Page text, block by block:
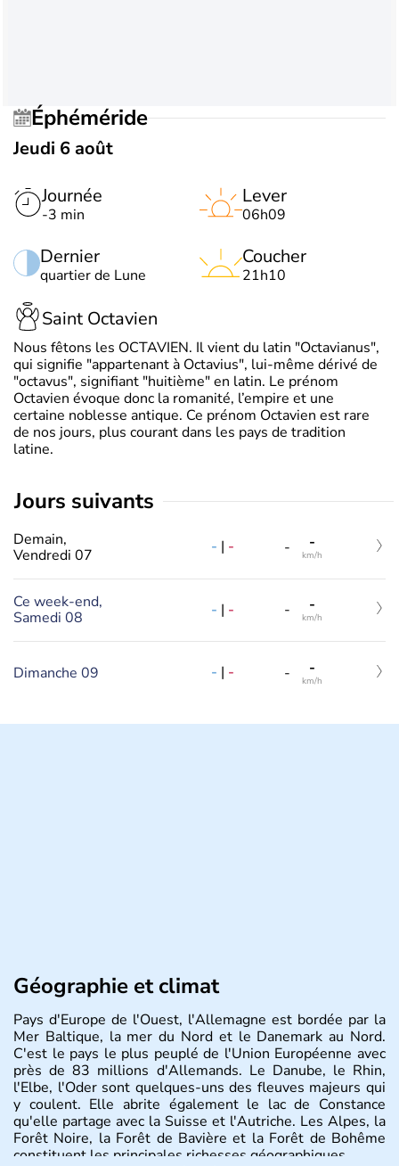
Éphéméride
Jeudi 6 août
Journée
-3 min
Dernier
quartier de Lune
Lever
06h09
Coucher
21h10
Saint Octavien
Nous fêtons les OCTAVIEN. Il vient du latin "Octavianus",
qui signifie "appartenant à Octavius", lui-même dérivé de
"octavus", signifiant "huitième" en latin. Le prénom
Octavien évoque donc la romanité, l’empire et une
certaine noblesse antique. Ce prénom Octavien est rare
de nos jours, plus courant dans les pays de tradition
latine.
jours suivants
Demain,
Vendredi 07
- | - - -
km/h
Ce week-end,
Samedi 08
- | - - -
km/h
Dimanche 09 - | - - -
km/h
Géographie et climat
Pays d'Europe de l'Ouest, l'Allemagne est bordée par la
Mer Baltique, la mer du Nord et le Danemark au Nord.
C'est le pays le plus peuplé de l'Union Européenne avec
près de 83 millions d'Allemands. Le Danube, le Rhin,
l'Elbe, l'Oder sont quelques-uns des fleuves majeurs qui
y coulent. Elle abrite également le lac de Constance
qu'elle partage avec la Suisse et l'Autriche. Les Alpes, la
Forêt Noire, la Forêt de Bavière et la Forêt de Bohême
constituent les principales richesses géographiques.